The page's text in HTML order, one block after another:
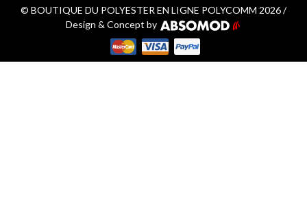
© BOUTIQUE DU POLYESTER EN LIGNE POLYCOMM 2026 /
Design & Concept by